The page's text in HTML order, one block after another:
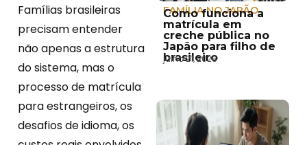
Famílias brasileiras
precisam entender
não apenas a estrutura
do sistema, mas o
processo de matrícula
para estrangeiros, os
desafios de idioma, os
FAMÍLIA NO JAPÃO
Como funciona a
matrícula em
creche pública no
Japão para filho de
brasileiro
julho 21, 2026